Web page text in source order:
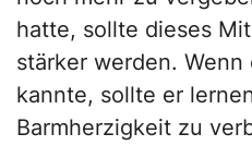
hatte, sollte dieses
stärker werden. Wenn
kannte, sollte er
Barmherzigkeit zu